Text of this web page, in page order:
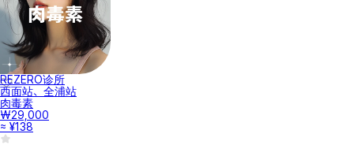
REZERO诊所
西面站、全浦站
肉毒素
₩29,000
≈ ¥138